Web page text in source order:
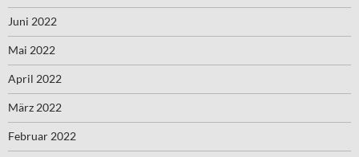
Juni 2022
Mai 2022
April 2022
März 2022
Februar 2022